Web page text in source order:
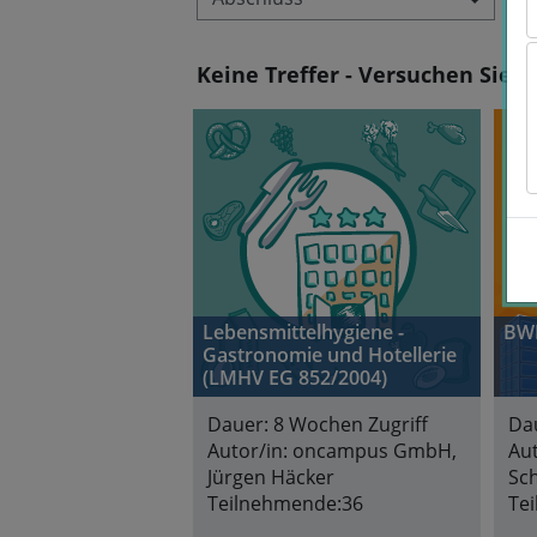
Keine Treffer - Versuchen Sie
Lebensmittelhygiene -
Gastronomie und Hotellerie
(LMHV EG 852/2004)
Dauer: 8 Wochen Zugriff
Autor/in: oncampus GmbH,
Jürgen Häcker
Teilnehmende:36